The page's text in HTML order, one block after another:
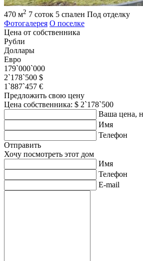
470 м2 7 соток 5 спален Под отделку
Фотогалерея О поселке
Цена от собственника
Рубли
Доллары
Евро
179`000`000
2`178`500 $
1`887`457 €
Предложить свою цену
Цена собственника: $ 2`178`500
Ваша цена,
Имя
Телефон
Отправить
Хочу посмотреть этот дом
Имя
Телефон
E-mail